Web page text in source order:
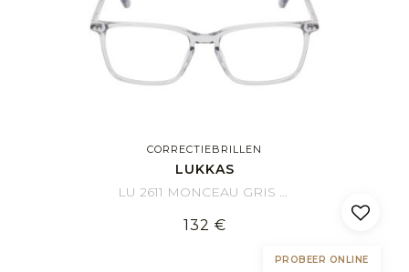
CORRECTIEBRILLEN
LUKKAS
LU 2611 MONCEAU GRIS 55/18
132 €
PROBEER ONLINE